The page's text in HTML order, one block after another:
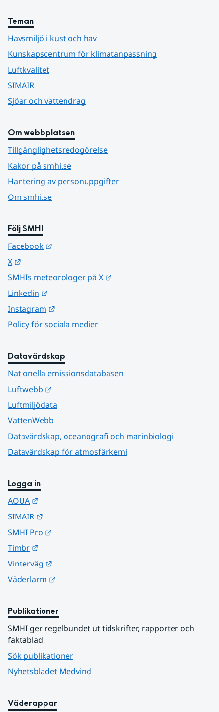
Teman
Havsmiljö i kust och hav
Kunskapscentrum för klimatanpassning
Luftkvalitet
SIMAIR
Sjöar och vattendrag
Om webbplatsen
Tillgänglighetsredogörelse
Kakor på smhi.se
Hantering av personuppgifter
Om smhi.se
Följ SMHI
Facebook
X
SMHIs meteorologer på X
Linkedin
Instagram
Policy för sociala medier
Datavärdskap
Nationella emissionsdatabasen
Luftwebb
Luftmiljödata
VattenWebb
Datavärdskap, oceanografi och marinbiologi
Datavärdskap för atmosfärkemi
Logga in
AQUA
SIMAIR
SMHI Pro
Timbr
Vinterväg
Väderlarm
Publikationer
SMHI ger regelbundet ut tidskrifter, rapporter och
faktablad.
Sök publikationer
Nyhetsbladet Medvind
Väderappar